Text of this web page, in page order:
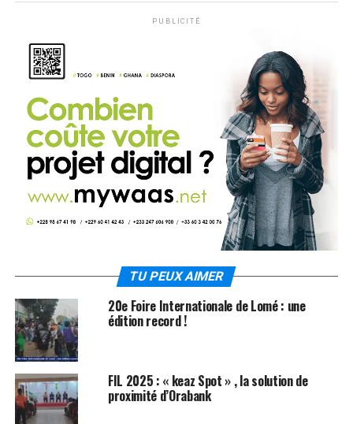
PUBLICITÉ
TU PEUX AIMER
20e Foire Internationale de Lomé : une
édition record !
FIL 2025 : « keaz Spot » , la solution de
proximité d’Orabank